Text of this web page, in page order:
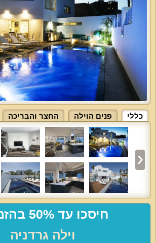
כללי פנים הוילה החצר והבריכה
חיסכו עד 50% בהזמנת:
וילה גרדניה